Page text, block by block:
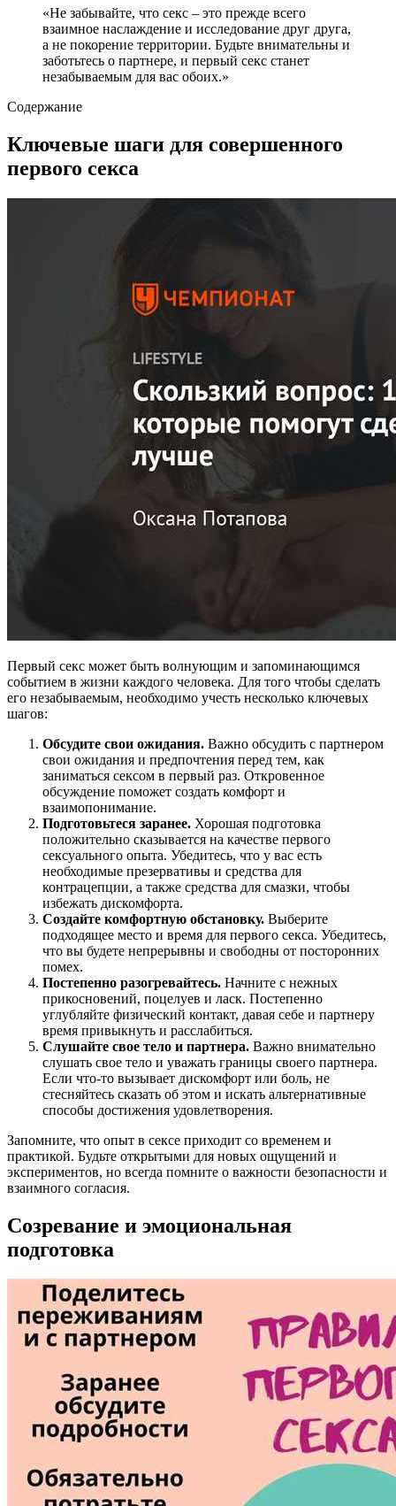
«Не забывайте, что секс – это прежде всего
взаимное наслаждение и исследование друг друга,
а не покорение территории. Будьте внимательны и
заботьтесь о партнере, и первый секс станет
незабываемым для вас обоих.»
Содержание
Ключевые шаги для совершенного
первого секса
Первый секс может быть волнующим и запоминающимся
событием в жизни каждого человека. Для того чтобы сделать
его незабываемым, необходимо учесть несколько ключевых
шагов:
Обсудите свои ожидания. Важно обсудить с партнером
свои ожидания и предпочтения перед тем, как
заниматься сексом в первый раз. Откровенное
обсуждение поможет создать комфорт и
взаимопонимание.
Подготовьтеся заранее. Хорошая подготовка
положительно сказывается на качестве первого
сексуального опыта. Убедитесь, что у вас есть
необходимые презервативы и средства для
контрацепции, а также средства для смазки, чтобы
избежать дискомфорта.
Создайте комфортную обстановку. Выберите
подходящее место и время для первого секса. Убедитесь,
что вы будете непрерывны и свободны от посторонних
помех.
Постепенно разогревайтесь. Начните с нежных
прикосновений, поцелуев и ласк. Постепенно
углубляйте физический контакт, давая себе и партнеру
время привыкнуть и расслабиться.
Слушайте свое тело и партнера. Важно внимательно
слушать свое тело и уважать границы своего партнера.
Если что-то вызывает дискомфорт или боль, не
стесняйтесь сказать об этом и искать альтернативные
способы достижения удовлетворения.
Запомните, что опыт в сексе приходит со временем и
практикой. Будьте открытыми для новых ощущений и
экспериментов, но всегда помните о важности безопасности и
взаимного согласия.
Созревание и эмоциональная
подготовка